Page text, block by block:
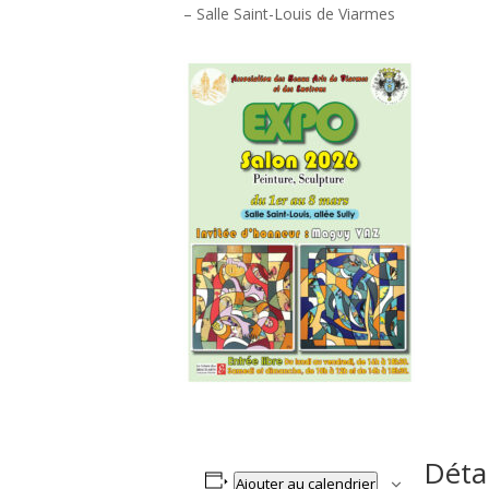
– Salle Saint-Louis de Viarmes
Ajouter au calendrier